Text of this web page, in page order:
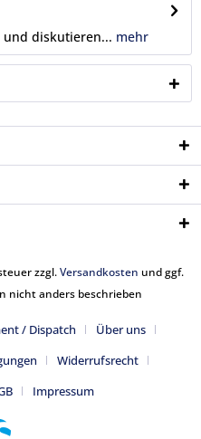
und diskutieren... mehr
zzgl.Versandkosten und ggf.
nicht anders beschrieben
/ Dispatch
Über uns
Widerrufsrecht
Impressum